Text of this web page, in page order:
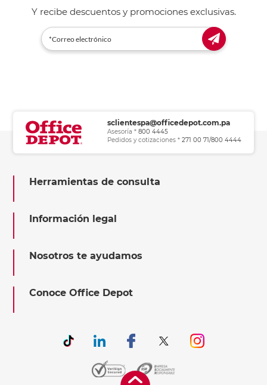
Y recibe descuentos y promociones exclusivas.
sclientespa@officedepot.com.pa
Asesoría * 800 4445
Pedidos y cotizaciones * 271 00 71/800 4444
Herramientas de consulta
Información legal
Nosotros te ayudamos
Conoce Office Depot